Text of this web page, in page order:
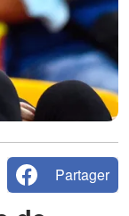
Partager